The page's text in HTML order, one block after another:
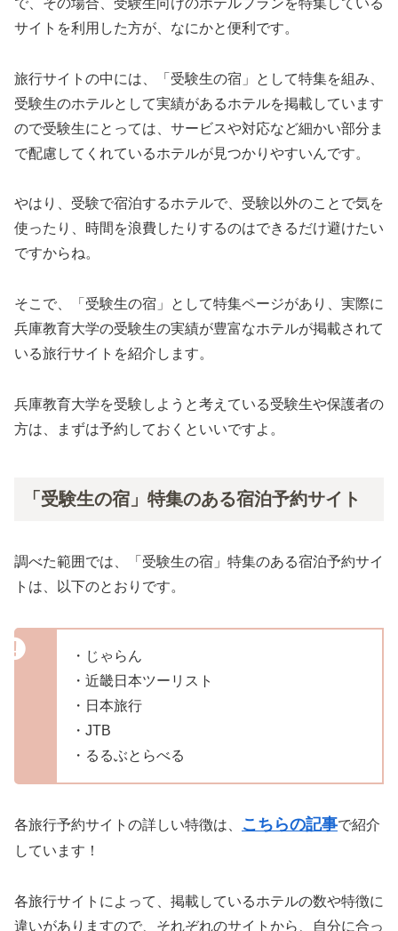
サイトを利用した方が、なにかと便利です。
旅行サイトの中には、「受験生の宿」として特集を組み、
受験生のホテルとして実績があるホテルを掲載しています
ので受験生にとっては、サービスや対応など細かい部分ま
で配慮してくれているホテルが見つかりやすいんです。
やはり、受験で宿泊するホテルで、受験以外のことで気を
使ったり、時間を浪費したりするのはできるだけ避けたい
ですからね。
そこで、「受験生の宿」として特集ページがあり、実際に
兵庫教育大学の受験生の実績が豊富なホテルが掲載されて
いる旅行サイトを紹介します。
兵庫教育大学を受験しようと考えている受験生や保護者の
方は、まずは予約しておくといいですよ。
「受験生の宿」特集のある宿泊予約サイト
調べた範囲では、「受験生の宿」特集のある宿泊予約サイ
トは、以下のとおりです。
・じゃらん
・近畿日本ツーリスト
・日本旅行
・JTB
・るるぶとらべる
各旅行予約サイトの詳しい特徴は、 こちらの記事で紹介
しています！
各旅行サイトによって、掲載しているホテルの数や特徴に
違いがありますので、それぞれのサイトから、自分に合っ